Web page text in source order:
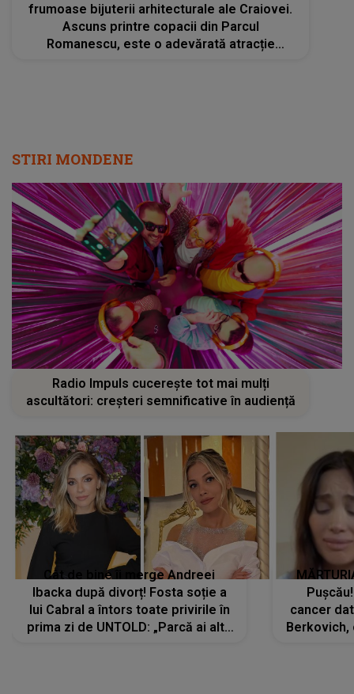
frumoase bijuterii arhitecturale ale Craiovei.
Ascuns printre copacii din Parcul
Romanescu, este o adevărată atracție
STIRI MONDENE
Radio Impuls cucerește tot mai mulți
ascultători: creșteri semnificative în audiență
Cât de bine îi merge Andreei
Ibacka după divorț! Fosta soție a
lui Cabral a întors toate privirile în
prima zi de UNTOLD: „Parcă ai altă
cancer
Berkovich,